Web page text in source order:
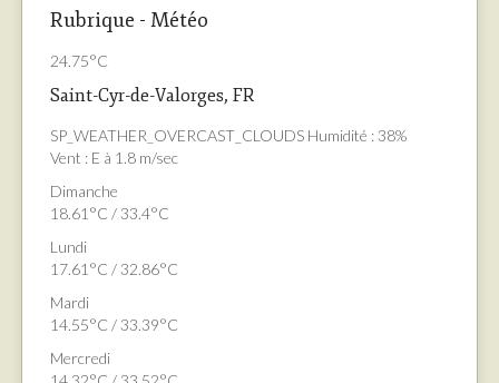
Rubrique - Météo
24.75°C
Saint-Cyr-de-Valorges, FR
SP_WEATHER_OVERCAST_CLOUDS Humidité : 38%
Vent : E à 1.8 m/sec
Dimanche
18.61°C / 33.4°C
Lundi
17.61°C / 32.86°C
Mardi
14.55°C / 33.39°C
Mercredi